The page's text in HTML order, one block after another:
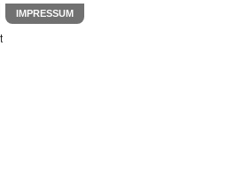
IMPRESSUM